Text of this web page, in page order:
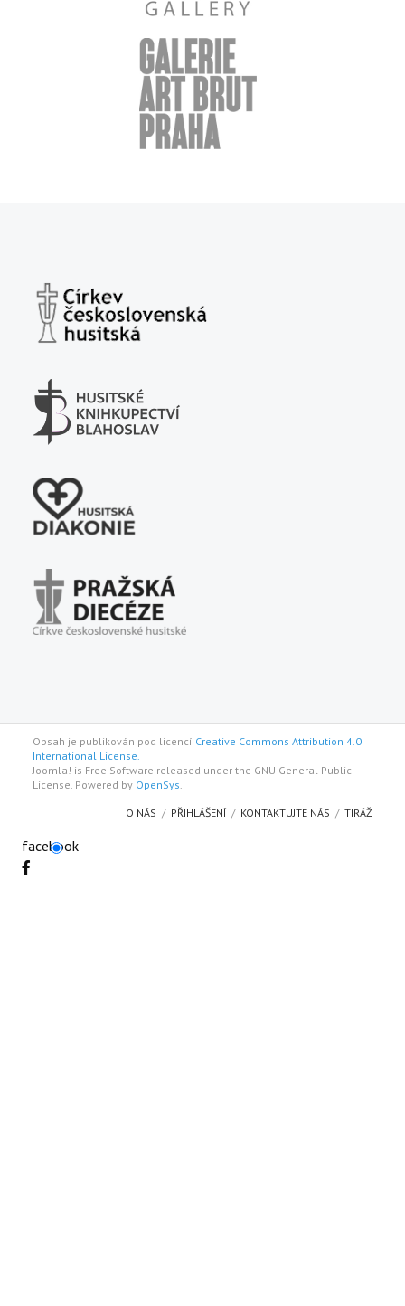
Obsah je publikován pod licencí Creative Commons Attribution 4.0
International License.
Joomla! is Free Software released under the GNU General Public
License. Powered by OpenSys
O NÁS PŘIHLÁŠENÍ KONTAKTUJTE NÁS TIRÁŽ
facebook